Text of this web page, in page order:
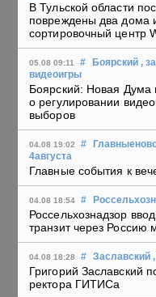
В Тульской области
повреждены два дома
сортировочный центр
05.08 09:11 # Боярский ,
видеоигры
Боярский: Новая Дума
о регулировании
выборов
04.08 19:02 #
4августа
Главные события к
04.08 18:54 #
Россельхознадзор
транзит через Россию
04.08 18:28 # Заславский
Григорий Заславский
ректора ГИТИСа